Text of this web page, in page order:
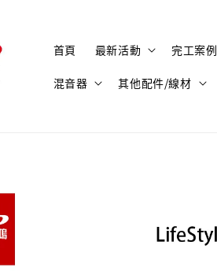
首頁 最新活動 完工案例
混音器 其他配件/線材